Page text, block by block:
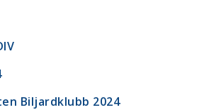
Biljardklubb 2024